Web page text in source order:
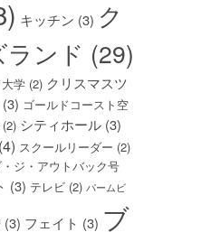
キッチン (3) ク
ンド (29)
学 (2) クリスマスツ
(3) ゴールドコースト空
(2) シティホール (3)
(4) スクールリーダー (2)
ジ・アウトバック号
(3) テレビ (2) パームビ
(3) フェイト (3) ブ